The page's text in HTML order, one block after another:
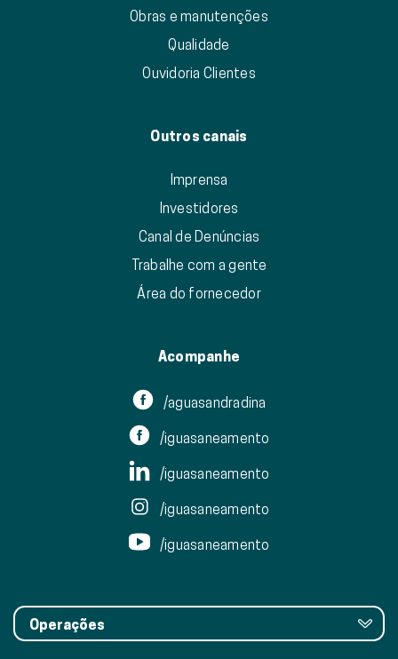
Obras e manutenções
Qualidade
Ouvidoria Clientes
Outros canais
Imprensa
Investidores
Canal de Denúncias
Trabalhe com a gente
Área do fornecedor
Acompanhe
/aguasandradina
/iguasaneamento
/iguasaneamento
/iguasaneamento
/iguasaneamento
Operações